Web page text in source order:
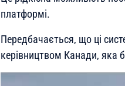
платформі.
Передбачається, що ці
керівництвом Канади, яка